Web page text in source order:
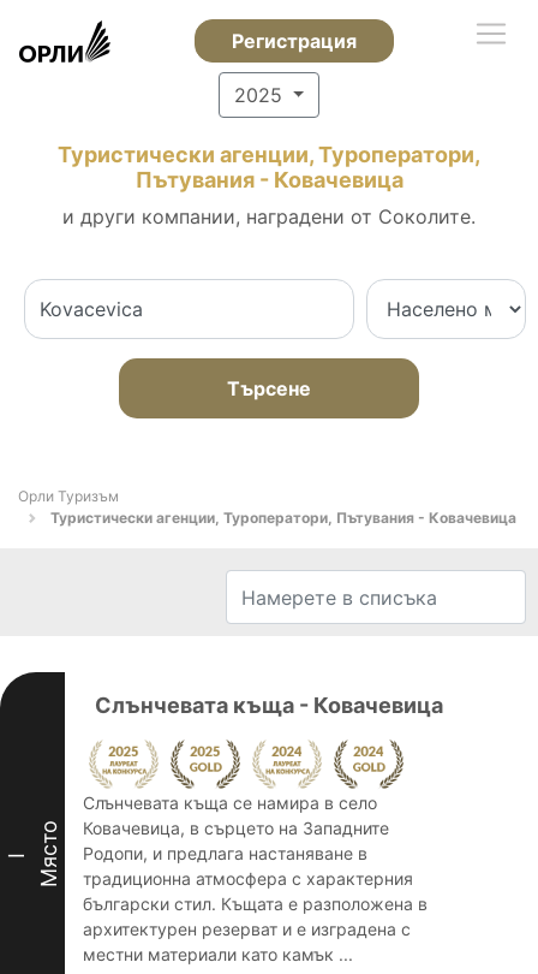
Регистрация
2025
Туристически агенции, Туроператори,
Пътувания - Ковачевица
и други компании, наградени от Соколите.
Търсене
Орли Туризъм
Туристически агенции, Туроператори, Пътувания - Ковачевица
I Място
Слънчевата къща - Ковачевица
Слънчевата къща се намира в село
Ковачевица, в сърцето на Западните
Родопи, и предлага настаняване в
традиционна атмосфера с характерния
български стил. Къщата е разположена в
архитектурен резерват и е изградена с
местни материали като камък ...